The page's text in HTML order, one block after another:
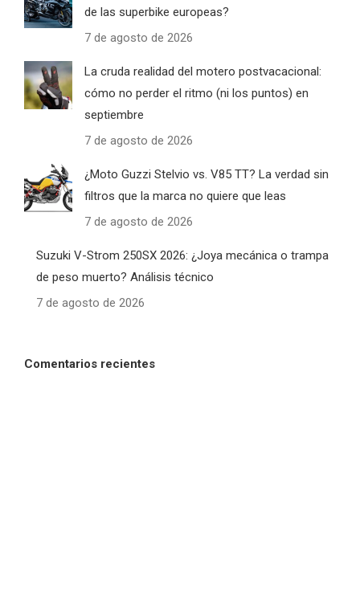
de las superbike europeas?
7 de agosto de 2026
La cruda realidad del motero postvacacional:
cómo no perder el ritmo (ni los puntos) en
septiembre
7 de agosto de 2026
¿Moto Guzzi Stelvio vs. V85 TT? La verdad sin
filtros que la marca no quiere que leas
7 de agosto de 2026
Suzuki V-Strom 250SX 2026: ¿Joya mecánica o trampa
de peso muerto? Análisis técnico
7 de agosto de 2026
Comentarios recientes